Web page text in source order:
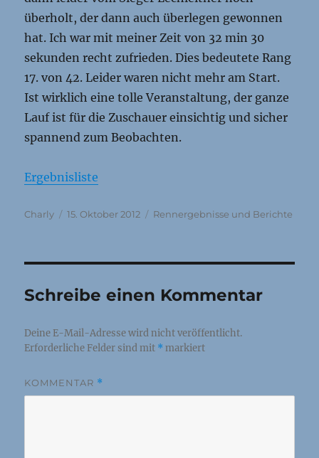
überholt, der dann auch überlegen gewonnen
hat. Ich war mit meiner Zeit von 32 min 30
sekunden recht zufrieden. Dies bedeutete Rang
17. von 42. Leider waren nicht mehr am Start.
Ist wirklich eine tolle Veranstaltung, der ganze
Lauf ist für die Zuschauer einsichtig und sicher
spannend zum Beobachten.
Ergebnisliste
Autor
Charly
Veröffentlicht
15. Oktober 2012 Kategorien
Rennergebnisse und Berichte
Schreibe einen Kommentar
Deine E-Mail-Adresse wird nicht veröffentlicht.
Erforderliche Felder sind mit * markiert
KOMMENTAR *